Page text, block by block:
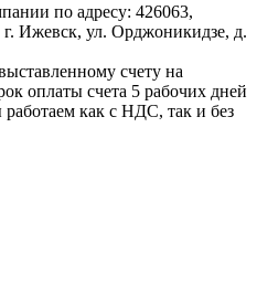
по адресу: 426063,
г. Ижевск, ул. Орджоникидзе, д.
счету на
оплаты счета 5 рабочих дней
как с НДС, так и без